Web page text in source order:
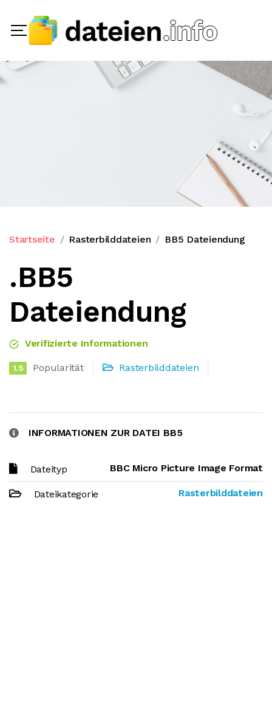
Startseite Rasterbilddateien BB5 Dateiendung
.BB5
Dateiendung
Verifizierte Informationen
1.5 Popularität Rasterbilddateien
INFORMATIONEN ZUR DATEI BB5
Dateityp BBC Micro Picture Image Format
Dateikategorie Rasterbilddateien